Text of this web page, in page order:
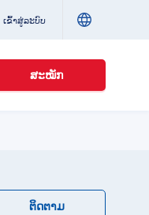
ເຂົ້າສູ່ລະບົບ
ສະໝັກ
ຕິດຕາມ